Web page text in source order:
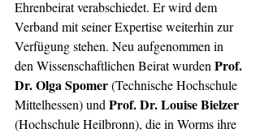
Ehrenbeirat verabschiedet. Er wird dem
Verband mit seiner Expertise weiterhin zur
Verfügung stehen. Neu aufgenommen in
den Wissenschaftlichen Beirat wurden Prof.
Dr. Olga Spomer (Technische Hochschule
Mittelhessen) und Prof. Dr. Louise Bielzer
(Hochschule Heilbronn), die in Worms ihre